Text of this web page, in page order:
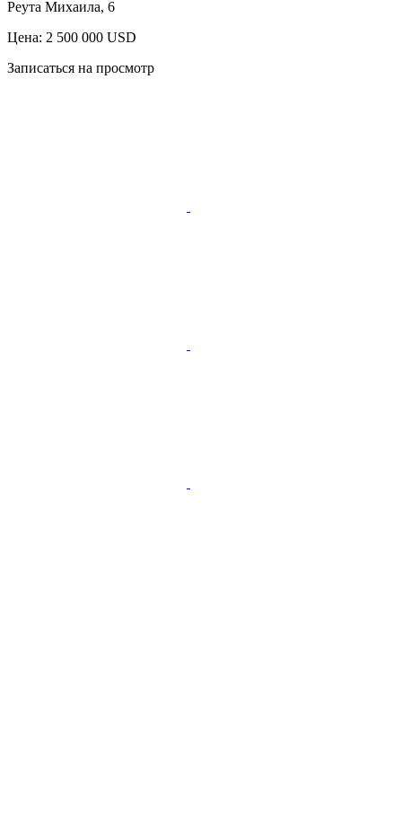
Реута Михаила, 6
Цена: 2 500 000 USD
Записаться на просмотр